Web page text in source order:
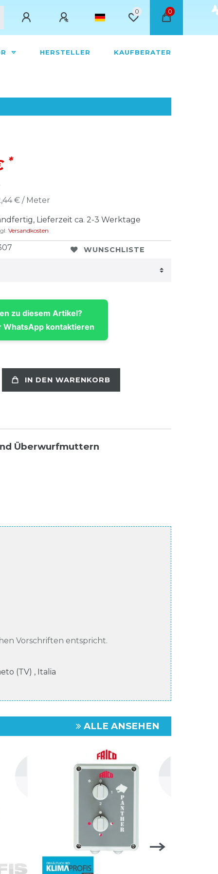
0 0
HERSTELLER KAUFBERATER
*
€ / Meter
Lieferzeit ca. 2-3 Werktage
Versandkosten
WUNSCHLISTE
zu diesem Artikel?
WhatsApp kontaktieren
IN DEN WARENKORB
Überwurfmuttern
Vorschriften entspricht.
(TV) , Italia
ALLE ANSEHEN